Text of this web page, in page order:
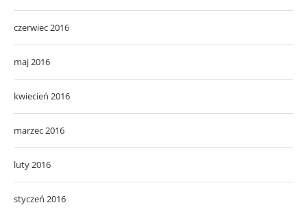
czerwiec 2016
maj 2016
kwiecień 2016
marzec 2016
luty 2016
styczeń 2016